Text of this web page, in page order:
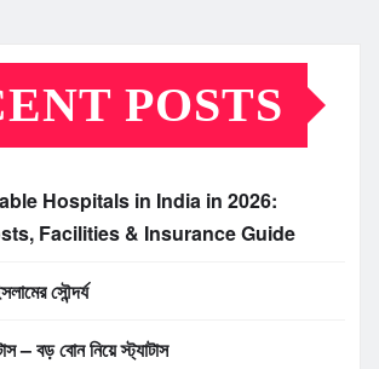
POSTS
Hospitals in India in 2026:
Facilities & Insurance Guide
সৌন্দর্য
– বড় বোন নিয়ে স্ট্যাটাস